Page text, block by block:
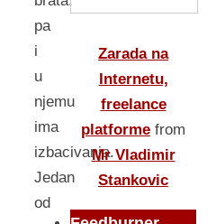
pa
i
u
njemu
ima
izbacivanja.
Jedan
od
Zarada na
Internetu,
freelance
platforme from
Mr Vladimir
Stankovic